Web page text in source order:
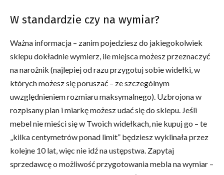
W standardzie czy na wymiar?
Ważna informacja – zanim pojedziesz do jakiegokolwiek
sklepu dokładnie wymierz, ile miejsca możesz przeznaczyć
na narożnik (najlepiej od razu przygotuj sobie widełki, w
których możesz się poruszać – ze szczególnym
uwzględnieniem rozmiaru maksymalnego). Uzbrojona w
rozpisany plan i miarkę możesz udać się do sklepu. Jeśli
mebel nie mieści się w Twoich widełkach, nie kupuj go – te
„kilka centymetrów ponad limit” będziesz wyklinała przez
kolejne 10 lat, więc nie idź na ustępstwa. Zapytaj
sprzedawcę o możliwość przygotowania mebla na wymiar –